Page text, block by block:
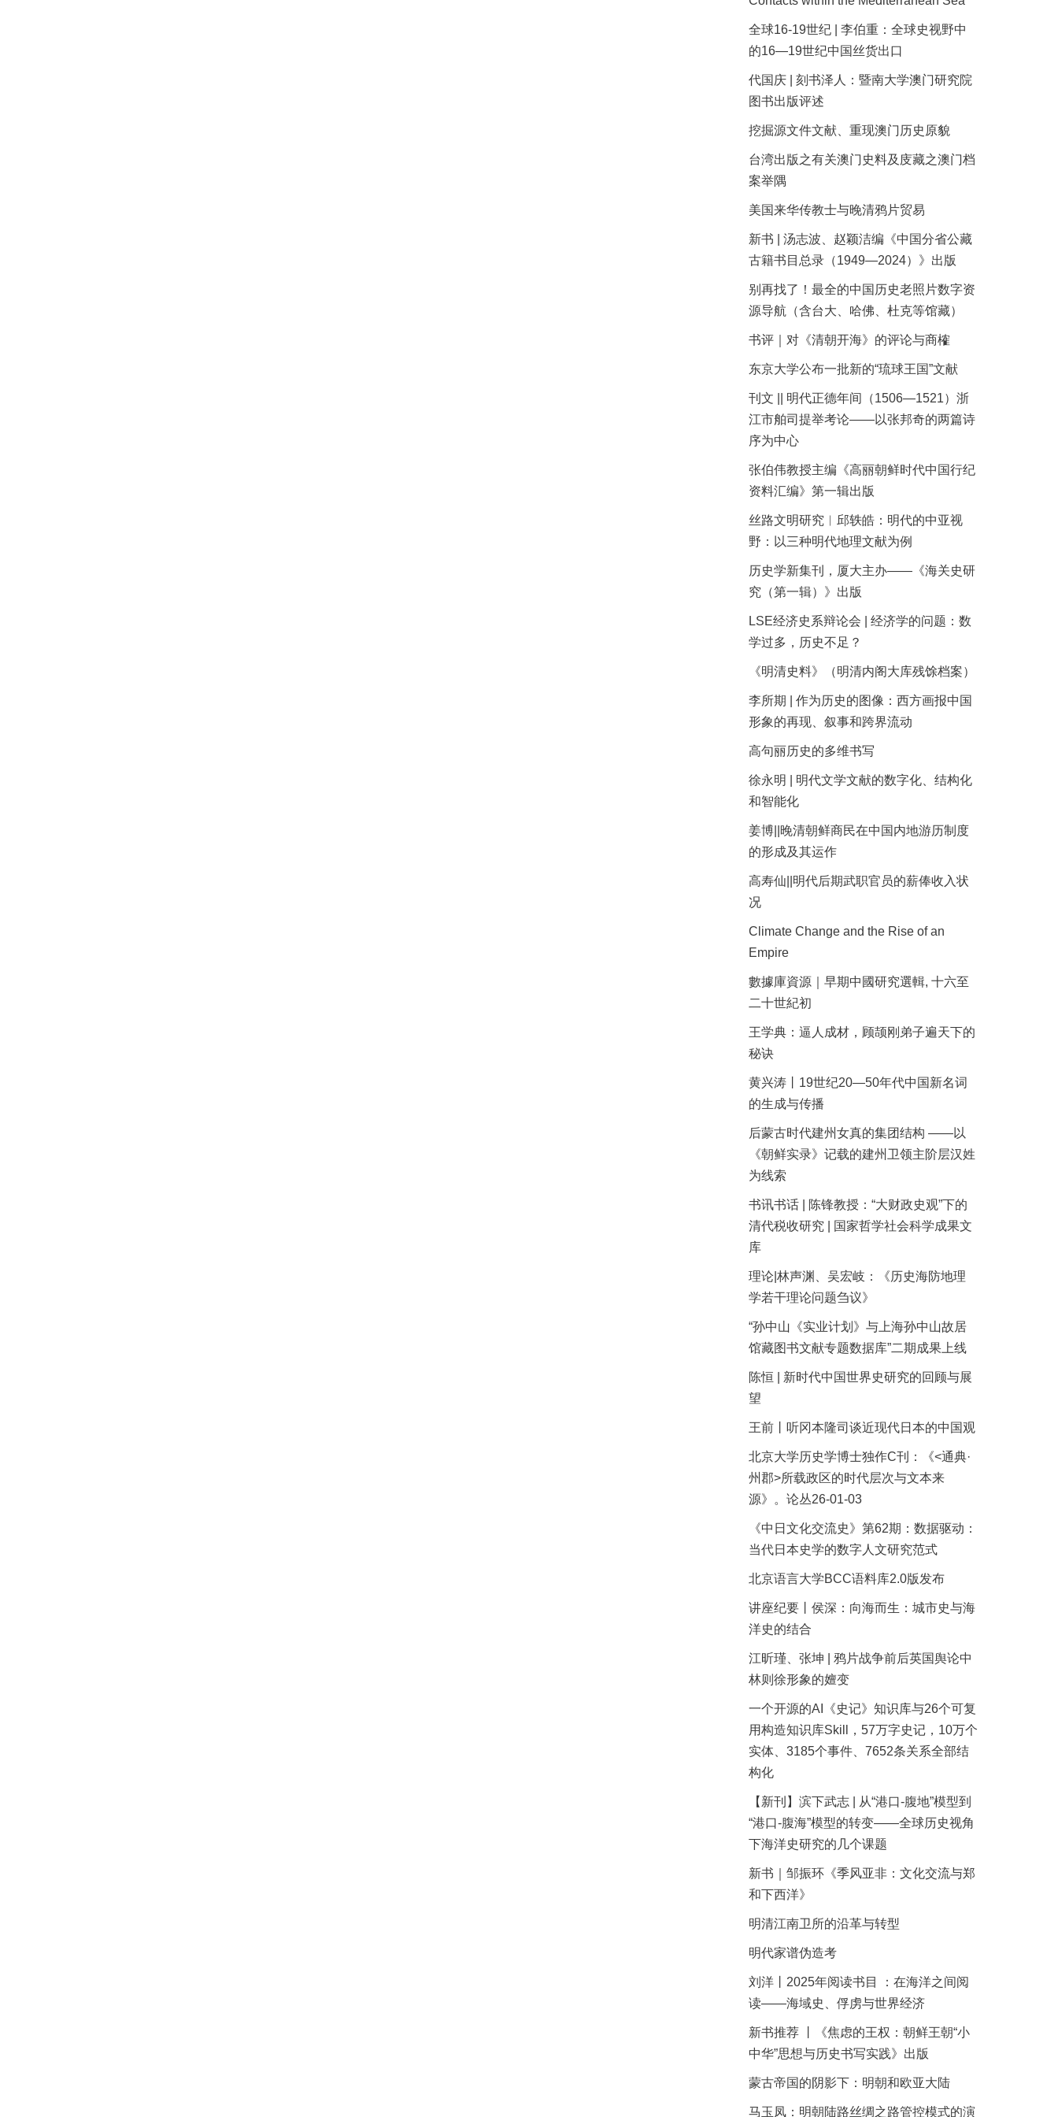
全球16-19世纪 | 李伯重：全球史视野中
的16—19世纪中国丝货出口
代国庆 | 刻书泽人：暨南大学澳门研究院
图书出版评述
挖掘源文件文献、重现澳门历史原貌
台湾出版之有关澳门史料及庋藏之澳门档
案举隅
美国来华传教士与晚清鸦片贸易
新书 | 汤志波、赵颖洁编《中国分省公藏
古籍书目总录（1949—2024）》出版
别再找了！最全的中国历史老照片数字资
源导航（含台大、哈佛、杜克等馆藏）
书评｜对《清朝开海》的评论与商榷
东京大学公布一批新的“琉球王国”文献
刊文 || 明代正德年间（1506—1521）浙
江市舶司提举考论——以张邦奇的两篇诗
序为中心
张伯伟教授主编《高丽朝鲜时代中国行纪
资料汇编》第一辑出版
丝路文明研究︱邱轶皓：明代的中亚视
野：以三种明代地理文献为例
历史学新集刊，厦大主办——《海关史研
究（第一辑）》出版
LSE经济史系辩论会 | 经济学的问题：数
学过多，历史不足？
《明清史料》（明清内阁大库残馀档案）
李所期 | 作为历史的图像：西方画报中国
形象的再现、叙事和跨界流动
高句丽历史的多维书写
徐永明 | 明代文学文献的数字化、结构化
和智能化
姜博||晚清朝鲜商民在中国内地游历制度
的形成及其运作
高寿仙||明代后期武职官员的薪俸收入状
况
Climate Change and the Rise of an
Empire
數據庫資源｜早期中國研究選輯, 十六至
二十世紀初
王学典：逼人成材，顾颉刚弟子遍天下的
秘诀
黄兴涛丨19世纪20—50年代中国新名词
的生成与传播
后蒙古时代建州女真的集团结构 ——以
《朝鲜实录》记载的建州卫领主阶层汉姓
为线索
书讯书话 | 陈锋教授：“大财政史观”下的
清代税收研究 | 国家哲学社会科学成果文
库
理论|林声渊、吴宏岐：《历史海防地理
学若干理论问题刍议》
“孙中山《实业计划》与上海孙中山故居
馆藏图书文献专题数据库”二期成果上线
陈恒 | 新时代中国世界史研究的回顾与展
望
王前丨听冈本隆司谈近现代日本的中国观
北京大学历史学博士独作C刊：《<通典·
州郡>所载政区的时代层次与文本来
源》。论丛26-01-03
《中日文化交流史》第62期：数据驱动：
当代日本史学的数字人文研究范式
北京语言大学BCC语料库2.0版发布
讲座纪要丨侯深：向海而生：城市史与海
洋史的结合
江昕瑾、张坤 | 鸦片战争前后英国舆论中
林则徐形象的嬗变
一个开源的AI《史记》知识库与26个可复
用构造知识库Skill，57万字史记，10万个
实体、3185个事件、7652条关系全部结
构化
【新刊】滨下武志 | 从“港口-腹地”模型到
“港口-腹海”模型的转变——全球历史视角
下海洋史研究的几个课题
新书｜邹振环《季风亚非：文化交流与郑
和下西洋》
明清江南卫所的沿革与转型
明代家谱伪造考
刘洋丨2025年阅读书目 ：在海洋之间阅
读——海域史、俘虏与世界经济
新书推荐 丨《焦虑的王权：朝鲜王朝“小
中华”思想与历史书写实践》出版
蒙古帝国的阴影下：明朝和欧亚大陆
马玉凤：明朝陆路丝绸之路管控模式的演